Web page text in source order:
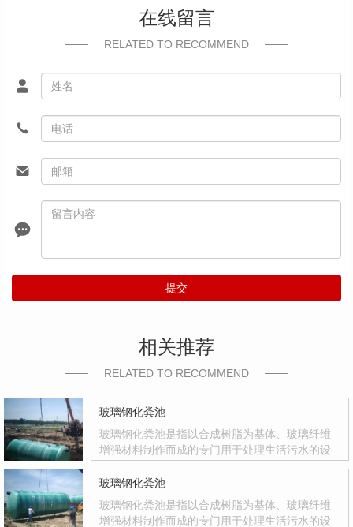
在线留言
RELATED TO RECOMMEND
提交
相关推荐
RELATED TO RECOMMEND
玻璃钢化粪池
玻璃钢化粪池是指以合成树脂为基体、玻璃纤维
增强材料制作而成的专门用于处理生活污水的设
品，其质量轻、强度高、韧性好、耐腐蚀、色彩
鲜艳、光洁度达到镜面效果等优点
玻璃钢化粪池
玻璃钢化粪池是指以合成树脂为基体、玻璃纤维
增强材料制作而成的专门用于处理生活污水的设